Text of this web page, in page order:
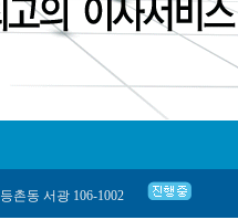
등촌동 서광 106-1002
서울강서구 화곡동 우장산아이파크아파